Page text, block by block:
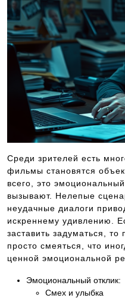
Среди зрителей есть
фильмы становятся
всего, это
вызывают. Нелепые
неудачные диалоги
искреннему удивлению.
заставить задуматься, то
просто смеяться, что
ценной эмоциональной
Эмоциональный отклик:
Смех и улыбка